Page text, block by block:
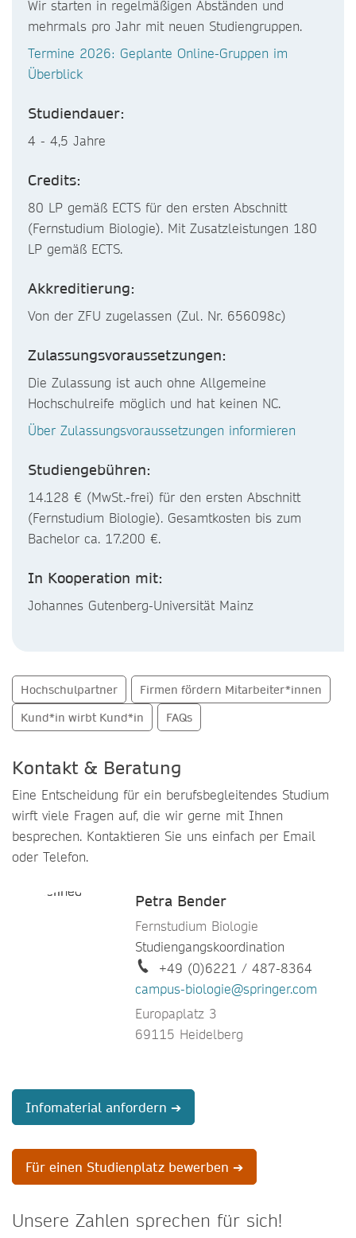
Wir starten in regelmäßigen Abständen und
mehrmals pro Jahr mit neuen Studiengruppen.
Termine 2026: Geplante Online-Gruppen im
Überblick
Studiendauer:
4 - 4,5 Jahre
Credits:
80 LP gemäß ECTS für den ersten Abschnitt
(Fernstudium Biologie). Mit Zusatzleistungen 180
LP gemäß ECTS.
Akkreditierung:
Von der ZFU zugelassen (Zul. Nr. 656098c)
Zulassungsvoraussetzungen:
Die Zulassung ist auch ohne Allgemeine
Hochschulreife möglich und hat keinen NC.
Über Zulassungsvoraussetzungen informieren
Studiengebühren:
14.128 € (MwSt.-frei) für den ersten Abschnitt
(Fernstudium Biologie). Gesamtkosten bis zum
Bachelor ca. 17.200 €.
In Kooperation mit:
Johannes Gutenberg-Universität Mainz
Hochschulpartner
Firmen fördern Mitarbeiter*innen
Kund*in wirbt Kund*in
FAQs
Kontakt & Beratung
Eine Entscheidung für ein berufsbegleitendes Studium
wirft viele Fragen auf, die wir gerne mit Ihnen
besprechen. Kontaktieren Sie uns einfach per Email
oder Telefon.
Petra Bender
Fernstudium Biologie
Studiengangskoordination
+49 (0)6221 / 487-8364
campus-biologie@springer.com
Europaplatz 3
69115 Heidelberg
Infomaterial anfordern ➔
Für einen Studienplatz bewerben ➔
Unsere Zahlen sprechen für sich!